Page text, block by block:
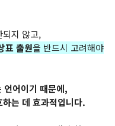
되지 않고,
표 출원을 반드시 고려해야
언어이기 때문에,
는 데 효과적입니다.